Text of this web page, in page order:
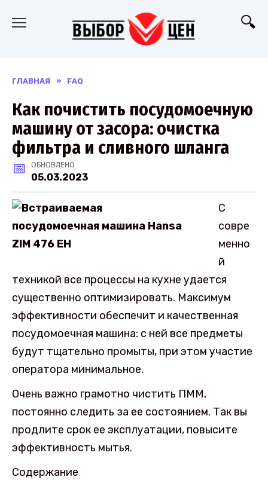
ГЛАВНАЯ » FAQ
Как почистить посудомоечную
машину от засора: очистка
фильтра и сливного шланга
ОБНОВЛЕНО
05.03.2023
С
совре
менно
й
техникой все процессы на кухне удается
существенно оптимизировать. Максимум
эффективности обеспечит и качественная
посудомоечная машина: с ней все предметы
будут тщательно промыты, при этом участие
оператора минимальное.
Очень важно грамотно чистить ПММ,
постоянно следить за ее состоянием. Так вы
продлите срок ее эксплуатации, повысите
эффективность мытья.
Содержание